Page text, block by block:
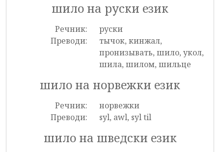
шило на руски език
Речник:
руски
Преводи:
тычок, кинжал,
пронизывать, шило, укол,
шила, шилом, шильце
шило на норвежки език
Речник:
норвежки
Преводи:
syl, awl, syl til
шило на шведски език